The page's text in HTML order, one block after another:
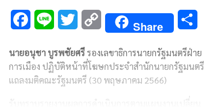
c
e
n
e
i
t
p
y
Share
a
นายอนุชา บูรพชัยศรีรองเลขาธิการนายกรัฐมนตรีฝ่าย
การเมือง ปฏิบัติหน้าที่โฆษกประจำสำนักนายกรัฐมนตรี
แถลงมติคณะรัฐมนตรี (30 พฤษภาคม 2566)